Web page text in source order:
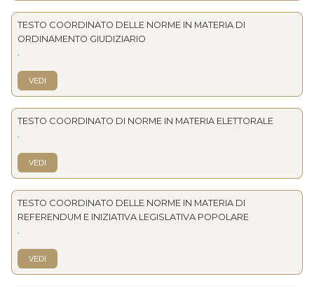
TESTO COORDINATO DELLE NORME IN MATERIA DI
ORDINAMENTO GIUDIZIARIO
VEDI
TESTO COORDINATO DI NORME IN MATERIA ELETTORALE
VEDI
TESTO COORDINATO DELLE NORME IN MATERIA DI
REFERENDUM E INIZIATIVA LEGISLATIVA POPOLARE
VEDI